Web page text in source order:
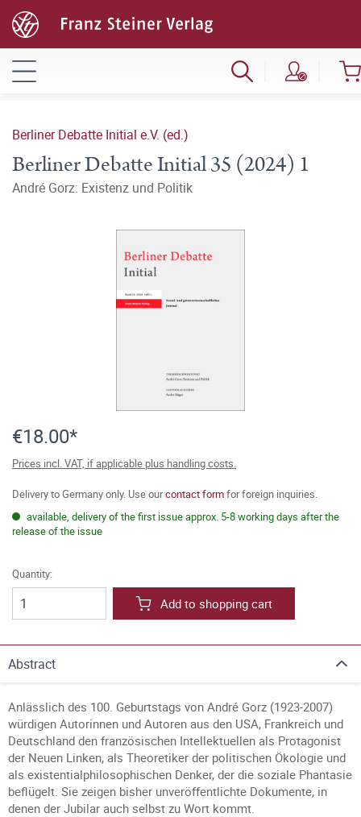
Berliner Debatte Initial e.V. (ed.)
Berliner Debatte Initial 35 (2024) 1
André Gorz: Existenz und Politik
€18.00*
Prices incl. VAT, if applicable plus handling costs.
Delivery to Germany only. Use ourcontact formfor foreign inquiries.
available, delivery of the first issue approx. 5-8 working days after the
release of the issue
Quantity:
Add to shopping cart
Abstract
Anlässlich des 100. Geburtstags von André Gorz (1923-2007)
würdigen Autorinnen und Autoren aus den USA, Frankreich und
Deutschland den französischen Intellektuellen als Protagonist
der Neuen Linken, als Theoretiker der politischen Ökologie und
als existentialphilosophischen Denker, der die soziale Phantasie
beflügelt. Sie zeigen bisher unveröffentlichte Dokumente, in
denen der Jubilar auch selbst zu Wort kommt.